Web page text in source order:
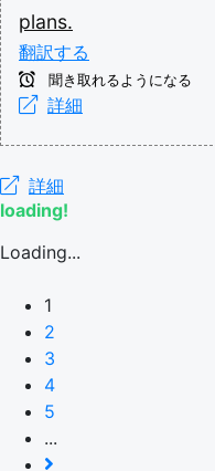
plans.
翻訳する
聞き取れるようになる
詳細
詳細
loading!
Loading...
1
2
3
4
5
...